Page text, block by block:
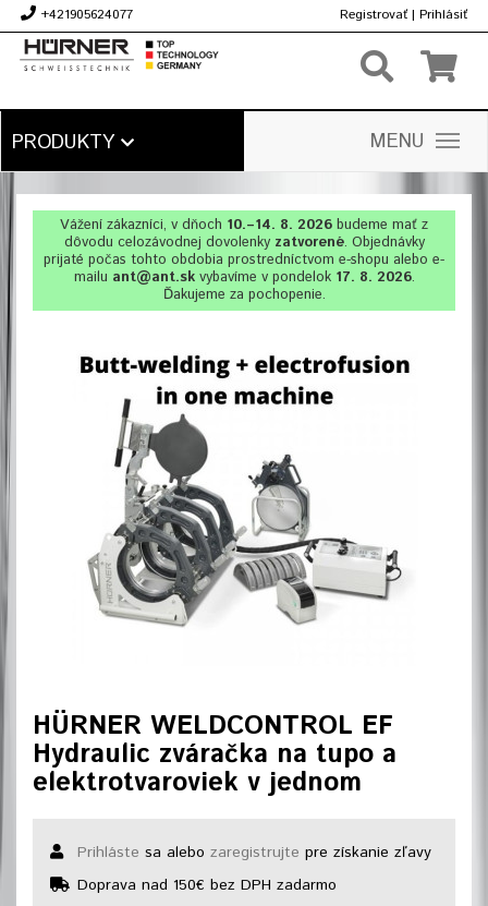
+421905624077 Registrovať | Prihlásiť
PRODUKTY MENU
Vážení zákazníci, v dňoch 10.–14. 8. 2026 budeme mať z
dôvodu celozávodnej dovolenkyzatvorené. Objednávky
prijaté počas tohto obdobia prostredníctvom e-shopu alebo e-
mailu ant@ant.skvybavíme v pondelok 17. 8. 2026.
Ďakujeme za pochopenie.
HÜRNER WELDCONTROL EF
Hydraulic zváračka na tupo a
elektrotvaroviek v jednom
Prihláste sa alebo zaregistrujte pre získanie zľavy
Doprava nad 150€ bez DPH zadarmo